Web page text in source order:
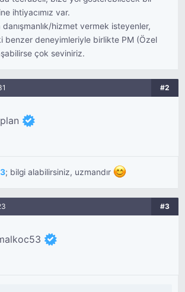
ihtiyacımız var.
danışmanlık/hizmet vermek isteyenler,
benzer deneyimleriyle birlikte PM (Özel
çok seviniriz.
#2
; bilgi alabilirsiniz, uzmandır
#3